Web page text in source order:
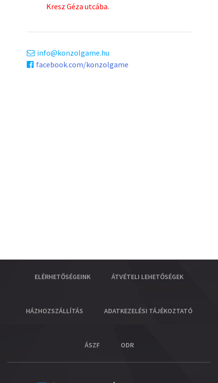
Kresz Géza utcába.
info
konzolgame.hu
facebook.com/konzolgame
ELÉRHETŐSÉGEINK ÁTVÉTELI LEHETŐSÉGEK
HÁZHOZSZÁLLÍTÁS ADATKEZELÉSI TÁJÉKOZTATÓ
ÁSZF ODR